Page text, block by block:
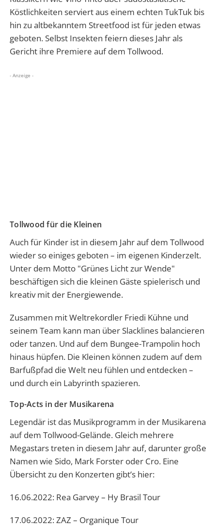
Köstlichkeiten serviert aus einem echten TukTuk bis
hin zu altbekanntem Streetfood ist für jeden etwas
geboten. Selbst Insekten feiern dieses Jahr als
Gericht ihre Premiere auf dem Tollwood.
- Anzeige -
Tollwood für die Kleinen
Auch für Kinder ist in diesem Jahr auf dem Tollwood
wieder so einiges geboten – im eigenen Kinderzelt.
Unter dem Motto "Grünes Licht zur Wende"
beschäftigen sich die kleinen Gäste spielerisch und
kreativ mit der Energiewende.
Zusammen mit Weltrekordler Friedi Kühne und
seinem Team kann man über Slacklines balancieren
oder tanzen. Und auf dem Bungee-Trampolin hoch
hinaus hüpfen. Die Kleinen können zudem auf dem
Barfußpfad die Welt neu fühlen und entdecken –
und durch ein Labyrinth spazieren.
Top-Acts in der Musikarena
Legendär ist das Musikprogramm in der Musikarena
auf dem Tollwood-Gelände. Gleich mehrere
Megastars treten in diesem Jahr auf, darunter große
Namen wie Sido, Mark Forster oder Cro. Eine
Übersicht zu den Konzerten gibt’s hier:
16.06.2022: Rea Garvey – Hy Brasil Tour
17.06.2022: ZAZ – Organique Tour